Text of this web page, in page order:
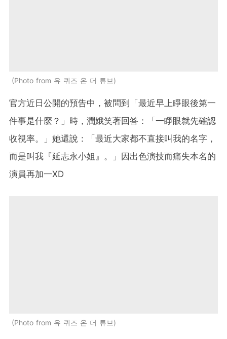
Photo from 유 퀴즈 온 더 튜브
官方近日公開的預告中，被問到「最近早上睜眼後第一
件事是什麼？」時，潤娥笑著回答：「一睜眼就先確認
收視率。」她還說：「最近大家都不直接叫我的名字，
而是叫我『延志永小姐』。」因出色演技而痛失本名的
演員再加一XD
Photo from 유 퀴즈 온 더 튜브